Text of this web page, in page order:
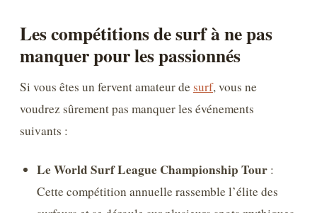
Les compétitions de surf à ne pas
manquer pour les passionnés
Si vous êtes un fervent amateur de surf, vous ne
voudrez sûrement pas manquer les événements
suivants :
Le World Surf League Championship Tour :
Cette compétition annuelle rassemble l’élite des